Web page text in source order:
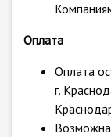
Оплата
Оплата
г.
Возможна